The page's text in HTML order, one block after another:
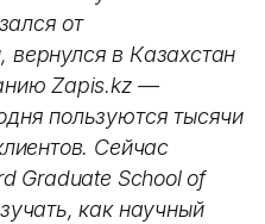
от
в Казахстан
Zapis.kz —
пользуются тысячи
Сейчас
Graduate School of
как научный